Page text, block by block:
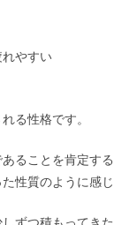
れやすい
る性格です。
ることを肯定す
性質のように感じ